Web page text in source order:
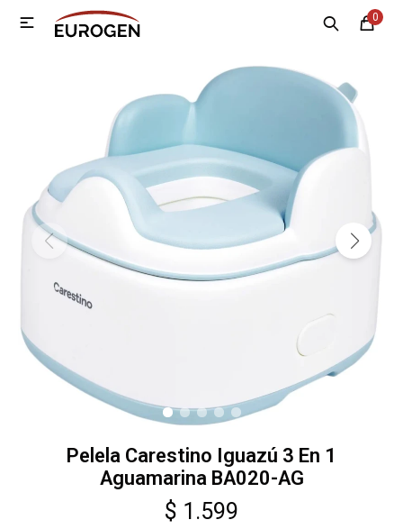
0

Pelela Carestino Iguazú 3 En 1
Aguamarina BA020-AG
$ 1.599
MI CUENTA
Contacto Sucursales
Electrodomésticos
Tecnología
Bicicletas
Herramientas